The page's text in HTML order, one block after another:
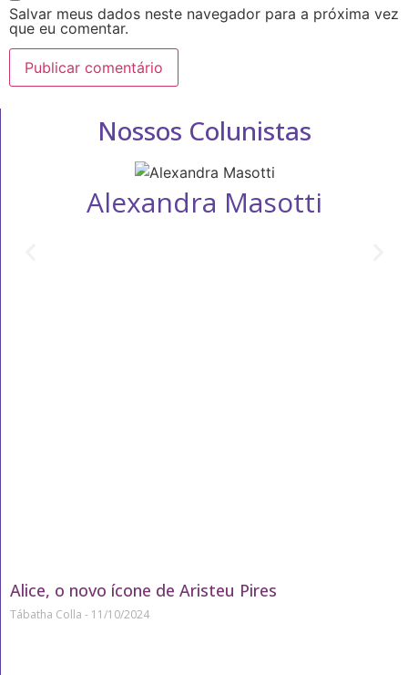
Salvar meus dados neste navegador para a próxima vez
que eu comentar.
Nossos Colunistas
Alexandra Masotti
Alice, o novo ícone de Aristeu Pires
Tábatha Colla 11/10/2024